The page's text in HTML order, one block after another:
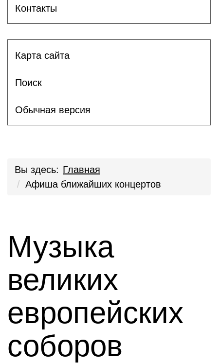
Контакты
Карта сайта
Поиск
Обычная версия
Вы здесь: Главная
Афиша ближайших концертов
Музыка
великих
европейских
соборов